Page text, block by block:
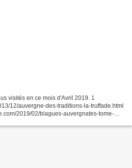
visités en ce mois d'Avril 2019. 1
12/auvergne-des-traditions-la-truffade.html
2019/02/blagues-auvergnates-tome-